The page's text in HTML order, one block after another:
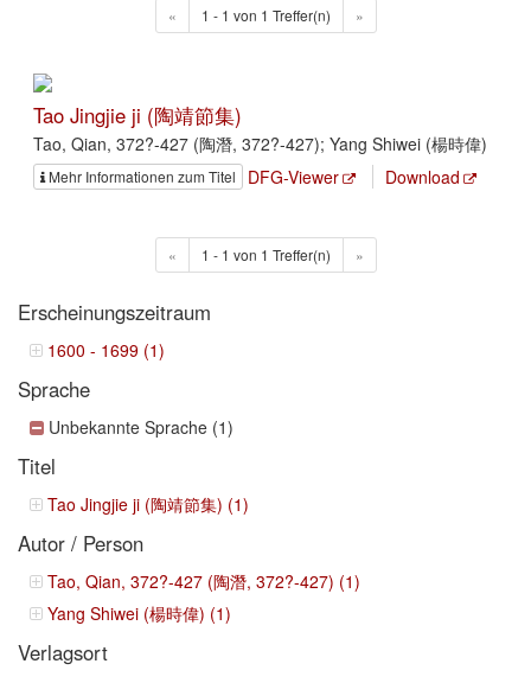
« 1 - 1 von 1 Treffer(n) »
Tao Jingjie ji (陶靖節集)
Tao, Qian, 372?-427 (陶潛, 372?-427); Yang Shiwei (楊時偉)
Mehr Informationen zum Titel DFG-Viewer Download
« 1 - 1 von 1 Treffer(n) »
Erscheinungszeitraum
1600 - 1699 (1)
Sprache
Unbekannte Sprache (1)
Titel
Tao Jingjie ji (陶靖節集) (1)
Autor / Person
Tao, Qian, 372?-427 (陶潛, 372?-427) (1)
Yang Shiwei (楊時偉) (1)
Verlagsort